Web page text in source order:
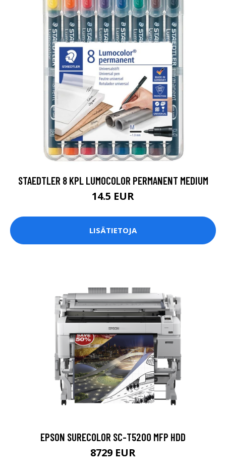
STAEDTLER 8 KPL LUMOCOLOR PERMANENT MEDIUM
14.5 EUR
LISÄTIETOJA
EPSON SURECOLOR SC-T5200 MFP HDD
8729 EUR